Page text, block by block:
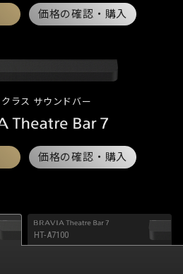
価格の確認・購入
ラス サウンドバー
価格の確認・購入
HT-A7100